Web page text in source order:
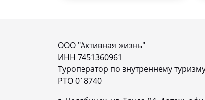
ООО "Активная жизнь"
ИНН 7451360961
Туроператор по внутреннему туризму
РТО 018740